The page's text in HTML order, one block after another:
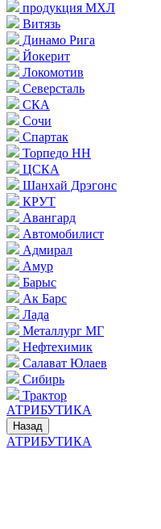
продукция МХЛ
Витязь
Динамо Рига
Йокерит
Локомотив
Северсталь
СКА
Сочи
Спартак
Торпедо НН
ЦСКА
Шанхай Дрэгонс
КРУТ
Авангард
Автомобилист
Адмирал
Амур
Барыс
Ак Барс
Лада
Металлург МГ
Нефтехимик
Салават Юлаев
Сибирь
Трактор
АТРИБУТИКА
Назад
АТРИБУТИКА